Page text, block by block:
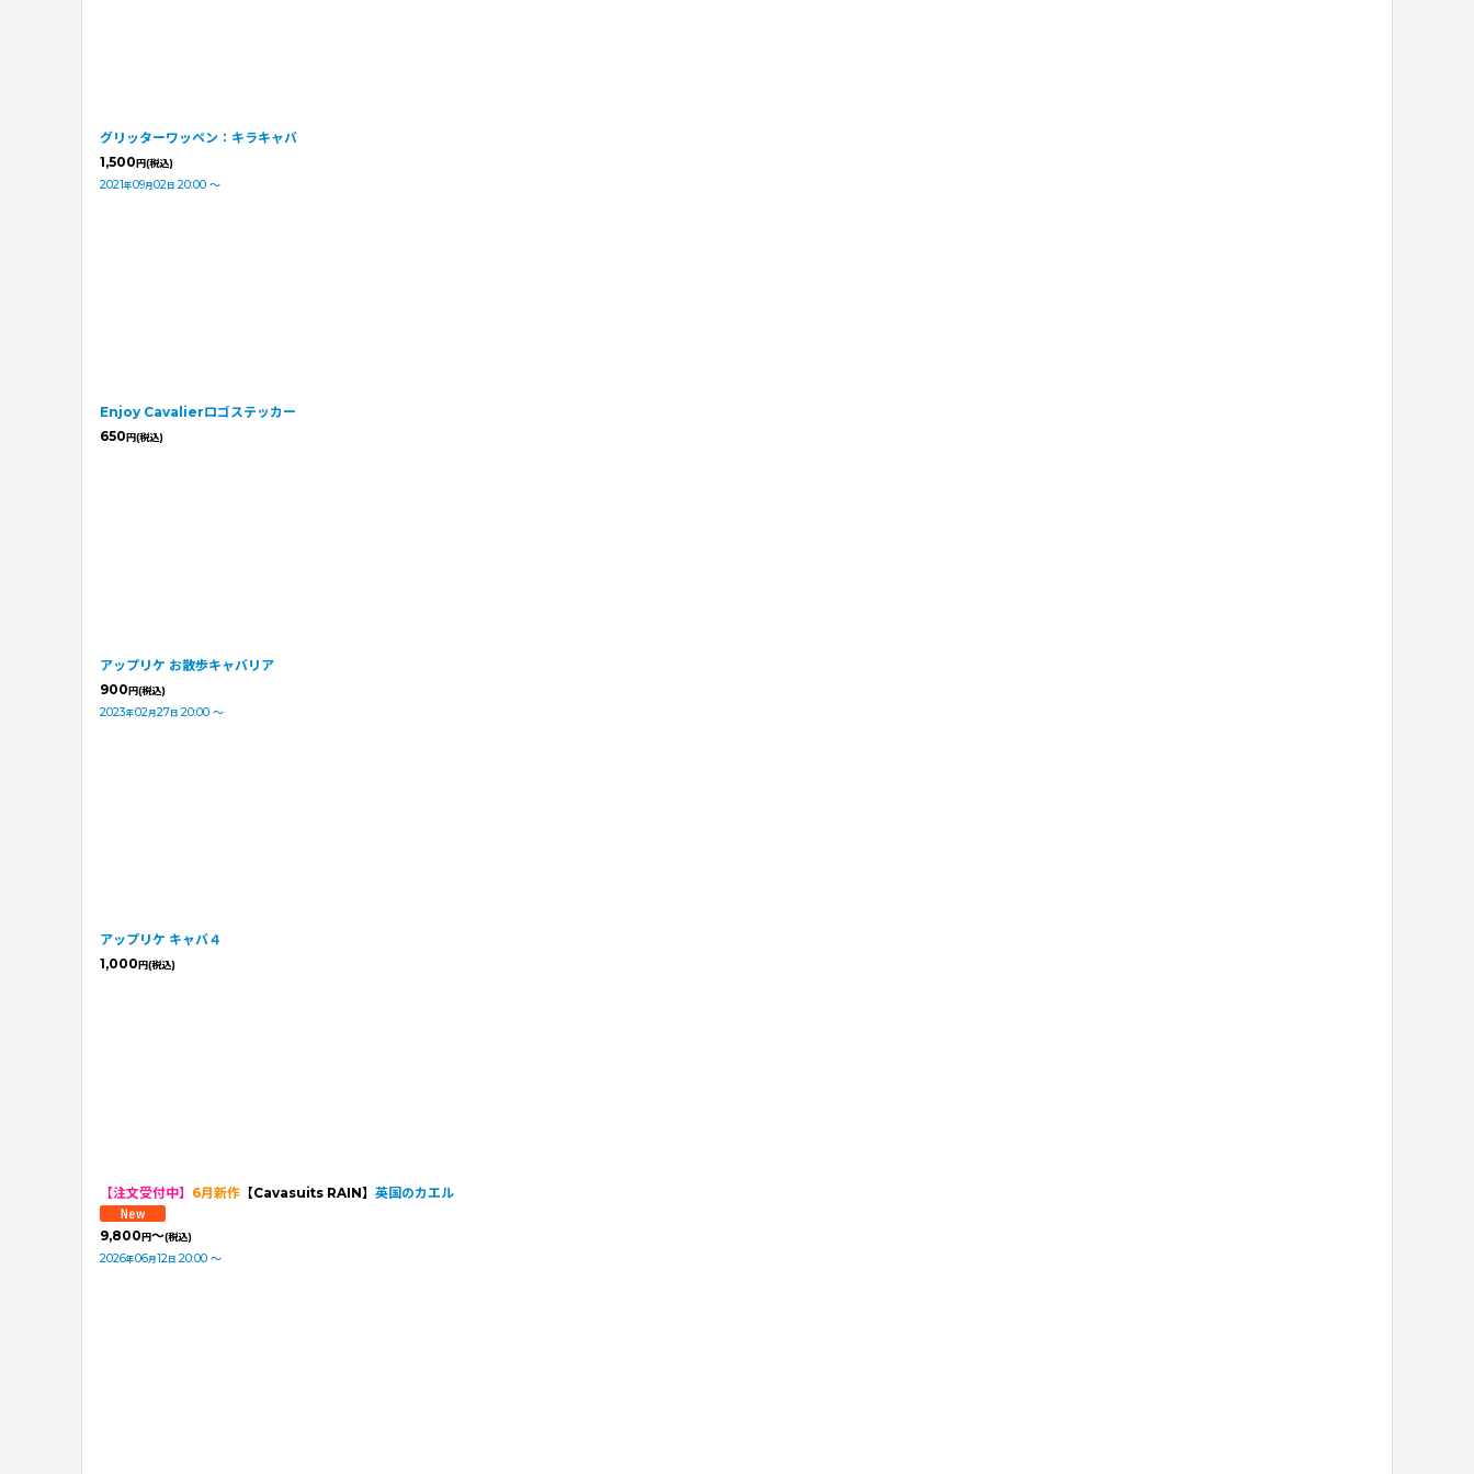
グリッターワッペン：キラキャバ
1,500円(税込)
2021年09月02日 20:00 ～
Enjoy Cavalierロゴステッカー
650円(税込)
アップリケ お散歩キャバリア
900円(税込)
2023年02月27日 20:00 ～
アップリケ キャバ４
1,000円(税込)
【注文受付中】 6月新作 【Cavasuits RAIN】 英国のカエル
9,800円～(税込)
2026年06月12日 20:00 ～